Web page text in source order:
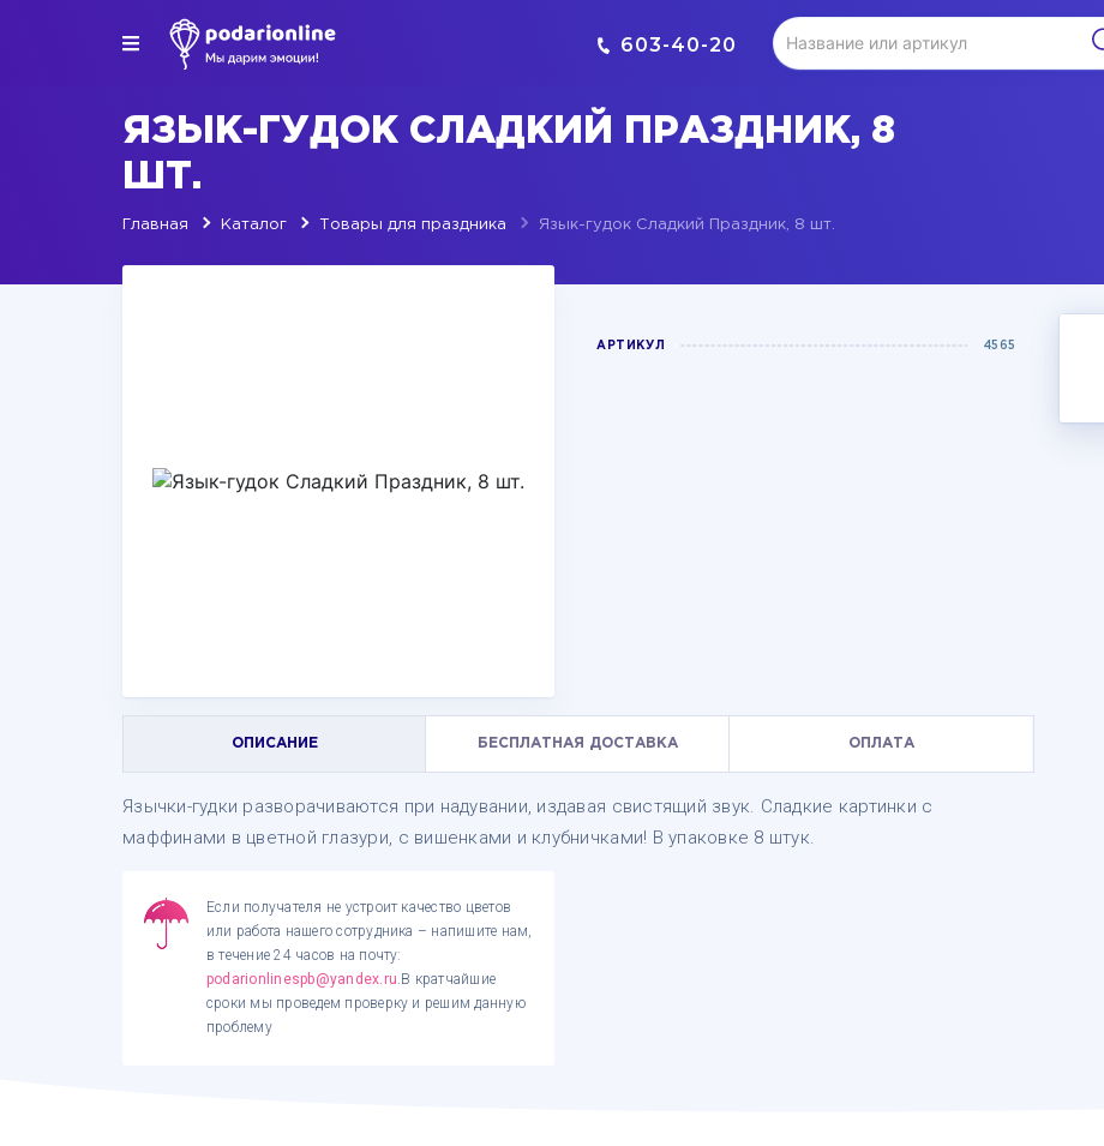
603-40-20
ЯЗЫК-ГУДОК СЛАДКИЙ ПРАЗДНИК, 8
ШТ.
Главная Каталог Товары для праздника Язык-гудок Сладкий Праздник, 8 шт.
АРТИКУЛ 4565
ОПИСАНИЕ БЕСПЛАТНАЯ ДОСТАВКА ОПЛАТА
Язычки-гудки разворачиваются при надувании, издавая свистящий звук. Сладкие картинки с
маффинами в цветной глазури, с вишенками и клубничками! В упаковке 8 штук.
Если получателя не устроит качество цветов
или работа нашего сотрудника – напишите нам,
в течение 24 часов на почту:
podarionlinespb@yandex.ru.В кратчайшие
сроки мы проведем проверку и решим данную
проблему